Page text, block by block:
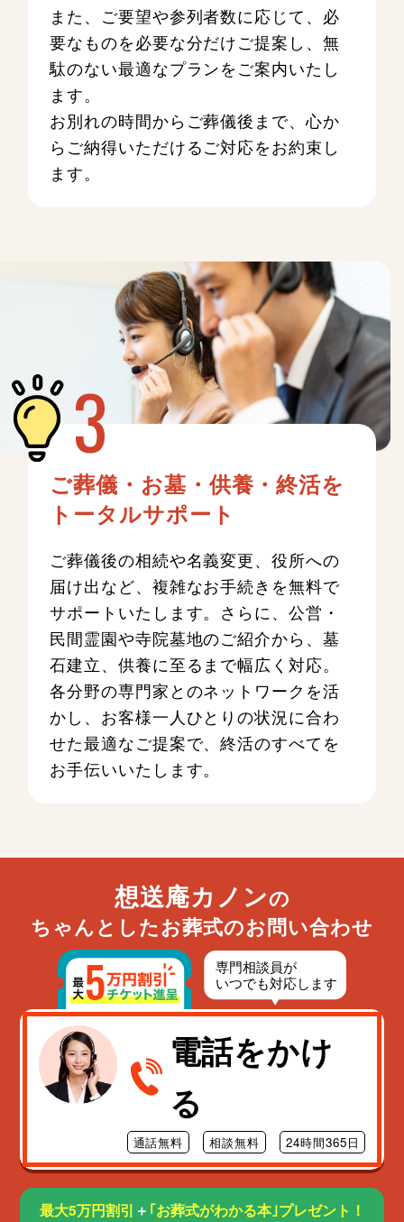
また、ご要望や参列者数に応じて、必
要なものを必要な分だけご提案し、無
駄のない最適なプランをご案内いたし
ます。
お別れの時間からご葬儀後まで、心か
らご納得いただけるご対応をお約束し
ます。
ご葬儀・お墓・供養・終活を
トータルサポート
ご葬儀後の相続や名義変更、役所への
届け出など、複雑なお手続きを無料で
サポートいたします。さらに、公営・
民間霊園や寺院墓地のご紹介から、墓
石建立、供養に至るまで幅広く対応。
各分野の専門家とのネットワークを活
かし、お客様一人ひとりの状況に合わ
せた最適なご提案で、終活のすべてを
お手伝いいたします。
想送庵カノンの
ちゃんとしたお葬式のお問い合わせ
電話をかけ
る
通話無料 相談無料 24時間365日
最大5万円割引 ＋ ｢お葬式がわかる本｣プレゼント！